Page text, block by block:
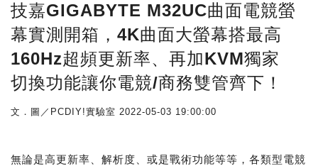
技嘉GIGABYTE M32UC曲面電競螢
幕實測開箱，4K曲面大螢幕搭最高
160Hz超頻更新率、再加KVM獨家
切換功能讓你電競/商務雙管齊下！
文．圖／PCDIY!實驗室 2022-05-03 19:00:00
無論是高更新率、解析度、或是戰術功能等等，各類型電競